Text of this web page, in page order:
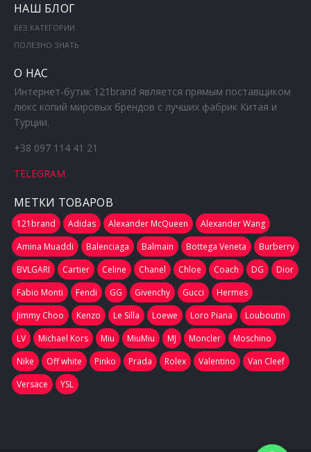
НАШ БЛОГ
БЕЗ КАТЕГОРИИ
ПОЛЕЗНО ЗНАТЬ
О НАС
Интернет-бутик 121brand является прямым поставщиком
люкс копий мировых брендов с лучших фабрик Китая и
Турции.
+38 097 114 41 21
TELEGRAM
МЕТКИ ТОВАРОВ
121brand Adidas Alexander McQueen
Alexander Wang
Amina Muaddi
Balenciaga Balmain Bottega Veneta
Burberry
BVLGARI
Cartier Celine Chanel Chloe Coach DG
Dior
Fabio Monti
Fendi GG Givenchy Gucci
Hermes
Jimmy Choo
Kenzo Le Silla Loewe Loro Piana
Louboutin
LV
Michael Kors Miu MiuMiu MJ Moncler
Moschino
Nike
Off white Pinko Prada Rolex Valentino
Van Cleef
Versace
YSL